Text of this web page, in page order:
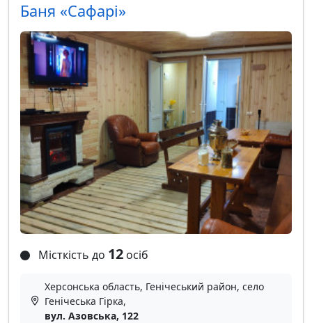
Баня «Сафарі»
Місткість до 12 осіб
Херсонська область, Генічеський район, село
Генічеська Гірка,
вул. Азовська, 122